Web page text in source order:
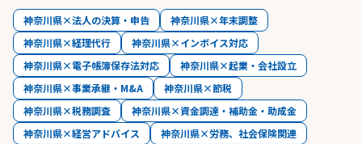
神奈川県×法人の決算・申告
神奈川県×年末調整
神奈川県×経理代行
神奈川県×インボイス対応
神奈川県×電子帳簿保存法対応
神奈川県×起業・会社設立
神奈川県×事業承継・M&A
神奈川県×節税
神奈川県×税務調査
神奈川県×資金調達・補助金・助成金
神奈川県×経営アドバイス
神奈川県×労務、社会保険関連